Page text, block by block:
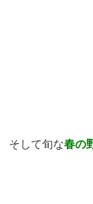
そして旬な春の